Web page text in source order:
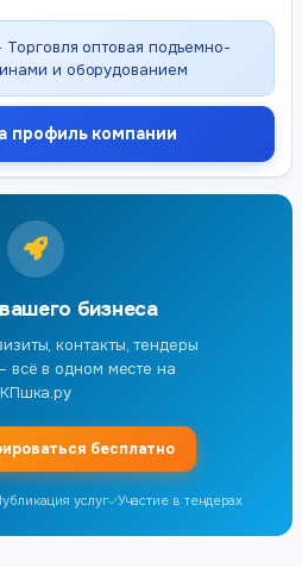
оптовая подъемно-
и оборудованием
профиль компании
бизнеса
контакты, тендеры
всё в одном месте на
КПшка.ру
бесплатно
услуг Участие в тендерах